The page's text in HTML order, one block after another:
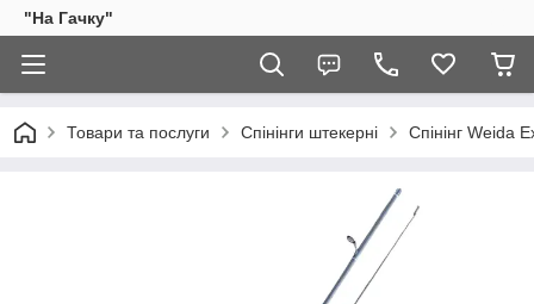
"На Гачку"
Товари та послуги Спінінги штекерні Спінінг Weida